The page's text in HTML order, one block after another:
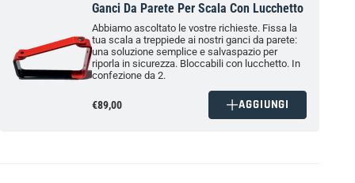
Ganci Da Parete Per Scala Con Lucchetto
Abbiamo ascoltato le vostre richieste. Fissa la
tua scala a treppiede ai nostri ganci da parete:
una soluzione semplice e salvaspazio per
riporla in sicurezza. Bloccabili con lucchetto. In
confezione da 2.
€89,00 AGGIUNGI